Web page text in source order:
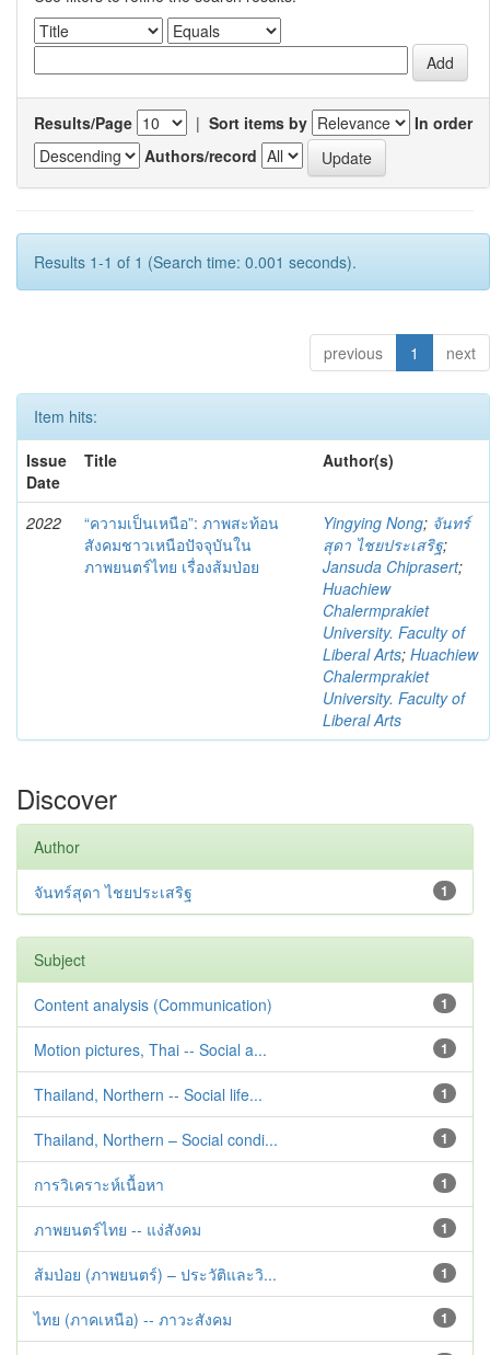
Results/Page | Sort items by
In order
Authors/record
Results 1-1 of 1 (Search time: 0.001 seconds).
previous 1 next
Item hits:
Issue
Date
Title Author(s)
2022
“ความเป็นเหนือ”: ภาพสะท้อน
สังคมชาวเหนือปัจจุบันใน
ภาพยนตร์ไทย เรื่องส้มป่อย
Yingying Nong; จันทร์
สุดา ไชยประเสริฐ;
Jansuda Chiprasert;
Huachiew
Chalermprakiet
University. Faculty of
Liberal Arts; Huachiew
Chalermprakiet
University. Faculty of
Liberal Arts
Discover
Author
1
จันทร์สุดา ไชยประเสริฐ
Subject
1
Content analysis (Communication)
1
Motion pictures, Thai -- Social a...
1
Thailand, Northern -- Social life...
1
Thailand, Northern – Social condi...
1
การวิเคราะห์เนื้อหา
1
ภาพยนตร์ไทย -- แง่สังคม
1
ส้มป่อย (ภาพยนตร์) – ประวัติและวิ...
1
ไทย (ภาคเหนือ) -- ภาวะสังคม